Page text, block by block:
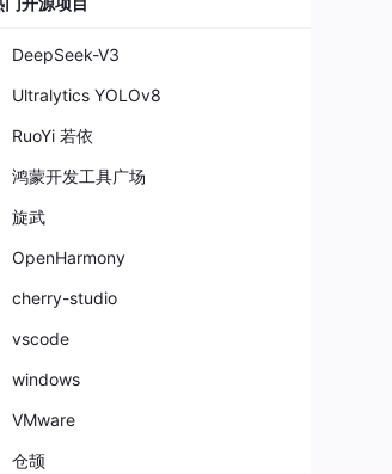
DeepSeek-V3
Ultralytics YOLOv8
RuoYi 若依
鸿蒙开发工具广场
旋武
OpenHarmony
cherry-studio
vscode
windows
VMware
仓颉